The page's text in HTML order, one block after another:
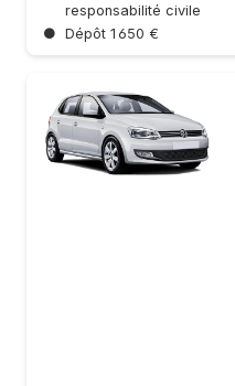
responsabilité civile
● Dépôt 1 650 €